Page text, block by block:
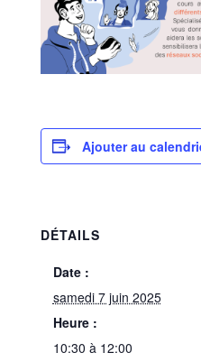
Ajouter au
DÉTAILS
Date :
samedi 7 juin 2025
Heure :
10:30 à 12:00